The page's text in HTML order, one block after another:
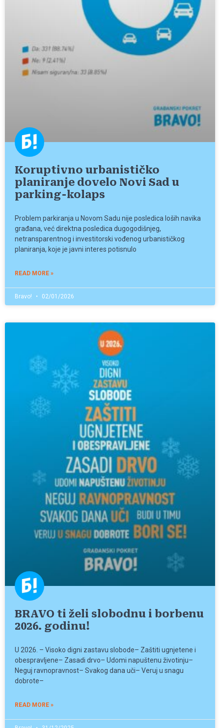
Koruptivno urbanističko
planiranje dovelo Novi Sad u
parking-kolaps
Problem parkiranja u Novom Sadu nije posledica loših navika
građana, već direktna posledica dugogodišnjeg,
netransparentnog i investitorski vođenog urbanističkog
planiranja, koje je javni interes potisnulo
READ MORE »
Bravo! 02/01/2026
BRAVO ti želi slobodnu i borbenu
2026. godinu!
U 2026. – Visoko digni zastavu slobode– Zaštiti ugnjetene i
obespravljene– Zasadi drvo– Udomi napuštenu životinju–
Neguj ravnopravnost– Svakog dana uči– Veruj u snagu
dobrote–
READ MORE »